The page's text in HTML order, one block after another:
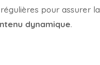
pour assurer la
dynamique.